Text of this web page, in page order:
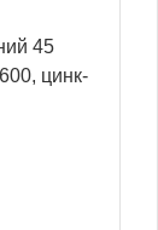
45
цинк-